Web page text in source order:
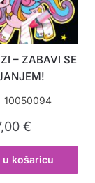
– ZABAVI SE
10050094
€
u košaricu